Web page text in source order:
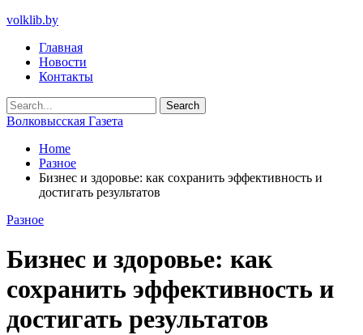
volklib.by
Главная
Новости
Контакты
Волковысская Газета
Home
Разное
Бизнес и здоровье: как сохранить эффективность и
достигать результатов
Разное
Бизнес и здоровье: как
сохранить эффективность и
достигать результатов